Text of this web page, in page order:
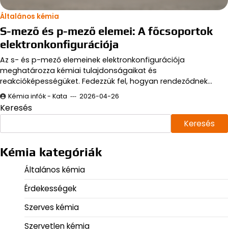
Általános kémia
S-mező és p-mező elemei: A főcsoportok
elektronkonfigurációja
Az s- és p-mező elemeinek elektronkonfigurációja
meghatározza kémiai tulajdonságaikat és
reakcióképességüket. Fedezzük fel, hogyan rendeződnek…
Kémia infók - Kata 2026-04-26
Keresés
Keresés
Kémia kategóriák
Általános kémia
Érdekességek
Szerves kémia
Szervetlen kémia